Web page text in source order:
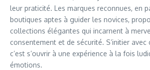
leur praticité. Les marques reconnues, en
boutiques aptes à guider les novices,
collections élégantes qui incarnent à
consentement et de sécurité. S’initier avec
c’est s’ouvrir à une expérience à la fois
émotions.